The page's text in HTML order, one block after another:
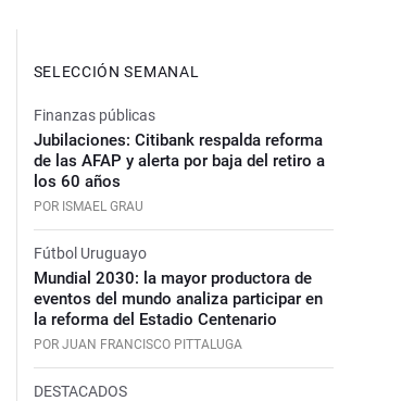
SELECCIÓN SEMANAL
Finanzas públicas
Jubilaciones: Citibank respalda reforma
de las AFAP y alerta por baja del retiro a
los 60 años
POR ISMAEL GRAU
Fútbol Uruguayo
Mundial 2030: la mayor productora de
eventos del mundo analiza participar en
la reforma del Estadio Centenario
POR JUAN FRANCISCO PITTALUGA
DESTACADOS